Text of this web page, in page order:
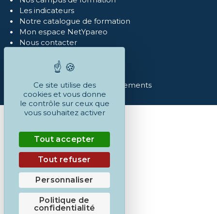
Les indicateurs
Notre catalogue de formation
Mon espace NetYpareo
Nous contacter
Politique de confidentialité
Réclamations
Conditions Générales et règlements
Ce site utilise des
cookies et vous donne
le contrôle sur ceux que
vous souhaitez activer
Tout accepter
Tout refuser
Personnaliser
Politique de
confidentialité